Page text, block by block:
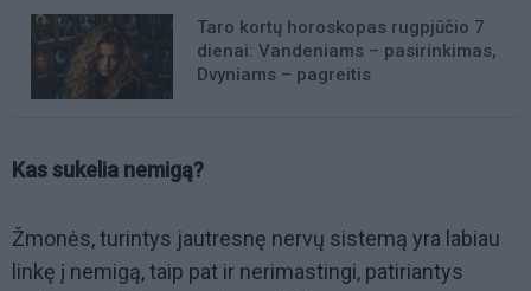
Taro kortų horoskopas rugpjūčio 7
dienai: Vandeniams – pasirinkimas,
Dvyniams – pagreitis
Kas sukelia nemigą?
Žmonės, turintys jautresnę nervų sistemą yra labiau
linkę į nemigą, taip pat ir nerimastingi, patiriantys